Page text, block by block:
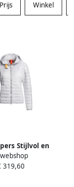
Prijs Winkel
Stijlvol en
jack White
Dames
319,60